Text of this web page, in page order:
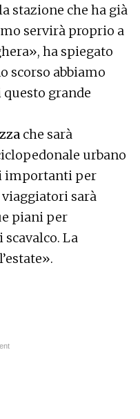
stazione che ha già
servirà proprio a
ha spiegato
scorso abbiamo
grande
che sarà
urbano
importanti per
viaggiatori sarà
piani per
La